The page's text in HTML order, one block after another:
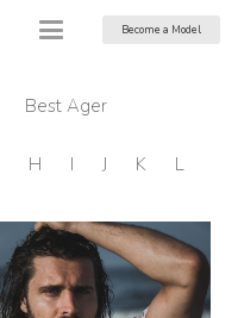
Become a Model
Best Ager
H I J K L